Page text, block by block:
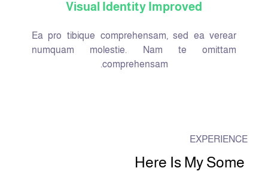
Visual Identity Improved
Ea pro tibique comprehensam, sed ea verear
numquam molestie. Nam te omittam
comprehensam.
EXPERIENCE
Here Is My Some